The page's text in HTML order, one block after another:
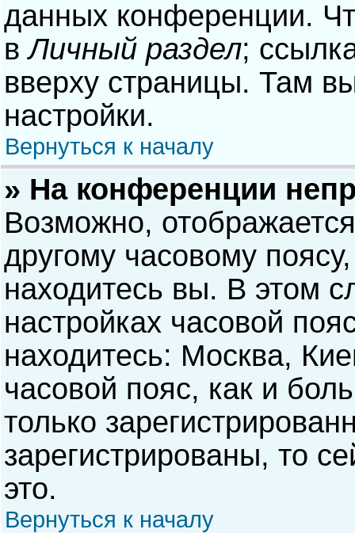
данных конференции.
вЛичный раздел;
вверху страницы. Там
настройки.
Вернуться к началу
» На конференции
Возможно,
другому часовому
находитесь вы. В этом
настройках часовой
находитесь: Москва,
часовой пояс, как и
только
зарегистрированы, то
это.
Вернуться к началу